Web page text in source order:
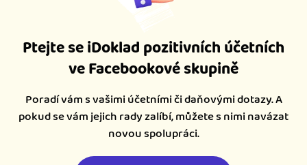
Ptejte se iDoklad pozitivních účetních
ve Facebookové skupině
Poradí vám s vašimi účetními či daňovými dotazy. A
pokud se vám jejich rady zalíbí, můžete s nimi navázat
novou spolupráci.